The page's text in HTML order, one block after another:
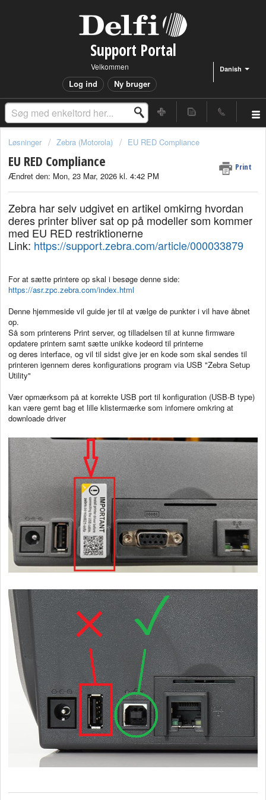
Support Portal
Danish
Velkommen
Log ind Ny bruger
Løsninger Zebra (Motorola) EU RED Compliance
EU RED Compliance Print
Ændret den: Mon, 23 Mar, 2026 kl. 4:42 PM
Zebra har selv udgivet en artikel omkirng hvordan
deres printer bliver sat op på modeller som kommer
med EU RED restriktionerne
Link: https://support.zebra.com/article/000033879
For at sætte printere op skal i besøge denne side:
https://asr.zpc.zebra.com/index.html
Denne hjemmeside vil guide jer til at vælge de punkter i vil have åbnet
op.
Så som printerens Print server, og tilladelsen til at kunne firmware
opdatere printern samt sætte unikke kodeord til printerne
og deres interface, og vil til sidst give jer en kode som skal sendes til
printeren igennem deres konfigurations program via USB "Zebra Setup
Utility"
Vær opmærksom på at korrekte USB port til konfiguration (USB-B type)
kan være gemt bag et lille klistermærke som infomere omkring at
downloade driver